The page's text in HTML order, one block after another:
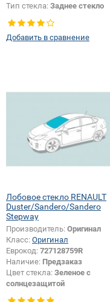
Тип стекла: Заднее стекло
Добавить в сравнение
Лобовое стекло RENAULT
Duster/Sandero/Sandero
Stepway
Производитель: Оригинал
Класс: Оригинал
Еврокод: 727128759R
Наличие: Предзаказ
Цвет стекла: Зеленое с
солнцезащитой
Незначительные изменения